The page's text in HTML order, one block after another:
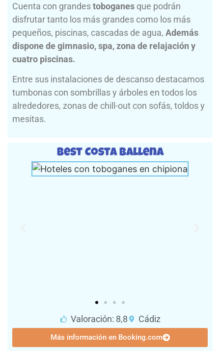
Cuenta con grandestoboganes que podrán
disfrutar tanto los más grandes como los más
pequeños, piscinas, cascadas de agua, Además
dispone de gimnasio, spa, zona de relajación y
cuatro piscinas.
Entre sus instalaciones de descanso destacamos
tumbonas con sombrillas y árboles en todos los
alrededores, zonas de chill-out con sofás, toldos y
mesitas.
Best Costa Ballena
Valoración: 8,8 Cádiz
Más información en Booking.com